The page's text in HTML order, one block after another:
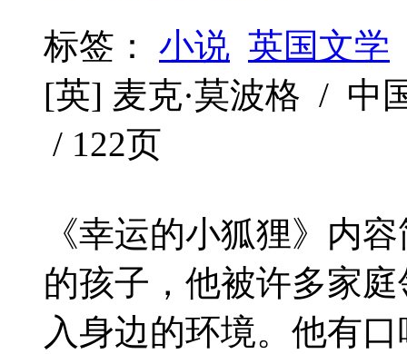
标签： 小说 英国文学
[英] 麦克·莫波格 / 中
/ 122页
《幸运的小狐狸》内
的孩子，他被许多家
入身边的环境。他有